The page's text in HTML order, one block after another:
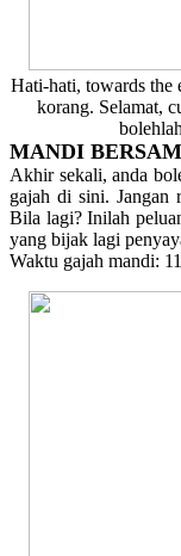
Hati-hati, towards the
korang. Selamat,
MANDI
Akhir sekali, anda
gajah di sini. Jangan
Bila lagi? Inilah
yang bijak lagi
Waktu gajah mandi: